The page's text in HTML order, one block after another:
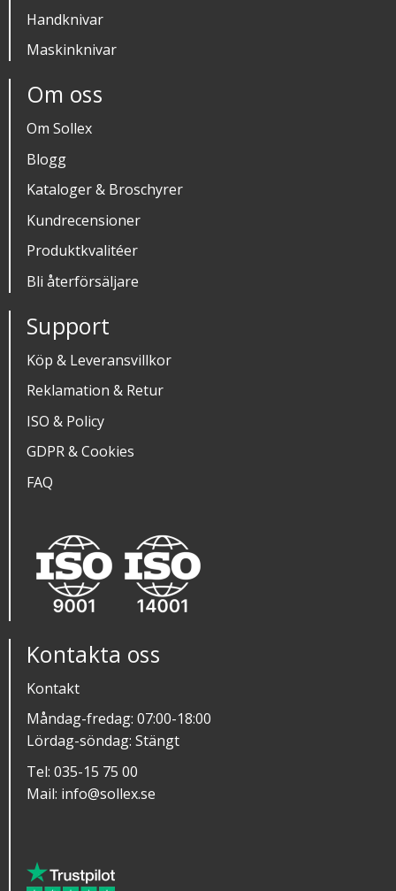
Handknivar
Maskinknivar
Om oss
Om Sollex
Blogg
Kataloger & Broschyrer
Kundrecensioner
Produktkvalitéer
Bli återförsäljare
Support
Köp & Leveransvillkor
Reklamation & Retur
ISO & Policy
GDPR & Cookies
FAQ
Kontakta oss
Kontakt
Måndag-fredag: 07:00-18:00
Lördag-söndag: Stängt
Tel: 035-15 75 00
Mail: info@sollex.se